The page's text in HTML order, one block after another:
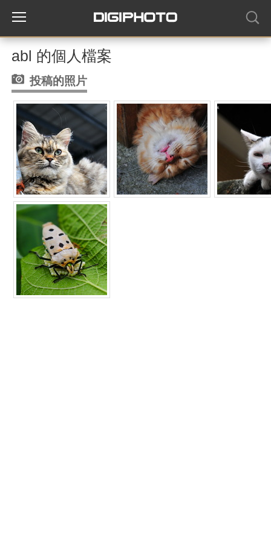
abl 的個人檔案
投稿的照片